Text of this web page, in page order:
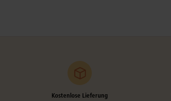
Kostenlose Lieferung